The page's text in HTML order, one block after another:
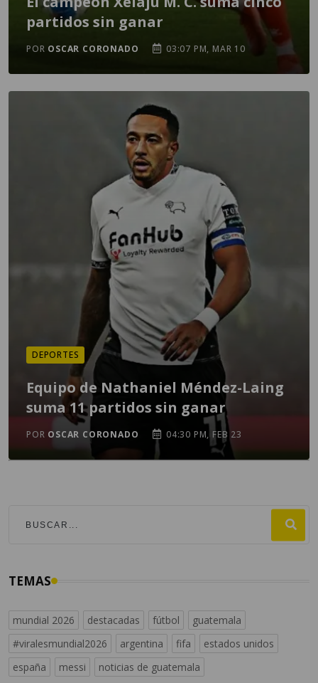
partidos sin ganar
POR OSCAR CORONADO 03:07 PM, MAR 10
DEPORTES
Equipo de Nathaniel Méndez-Laing
suma 11 partidos sin ganar
POR OSCAR CORONADO 04:30 PM, FEB 23
TEMAS
mundial 2026 destacadas fútbol
guatemala
#viralesmundial2026
argentina fifa
estados unidos
españa
messi noticias de guatemala